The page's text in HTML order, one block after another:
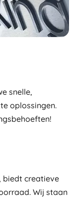
snelle,
oplossingen.
biedt creatieve
Wij staan